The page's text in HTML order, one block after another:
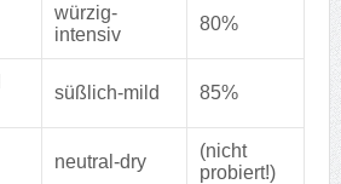
würzig-
intensiv
80%
süßlich-mild 85%
neutral-dry
(nicht
probiert!)